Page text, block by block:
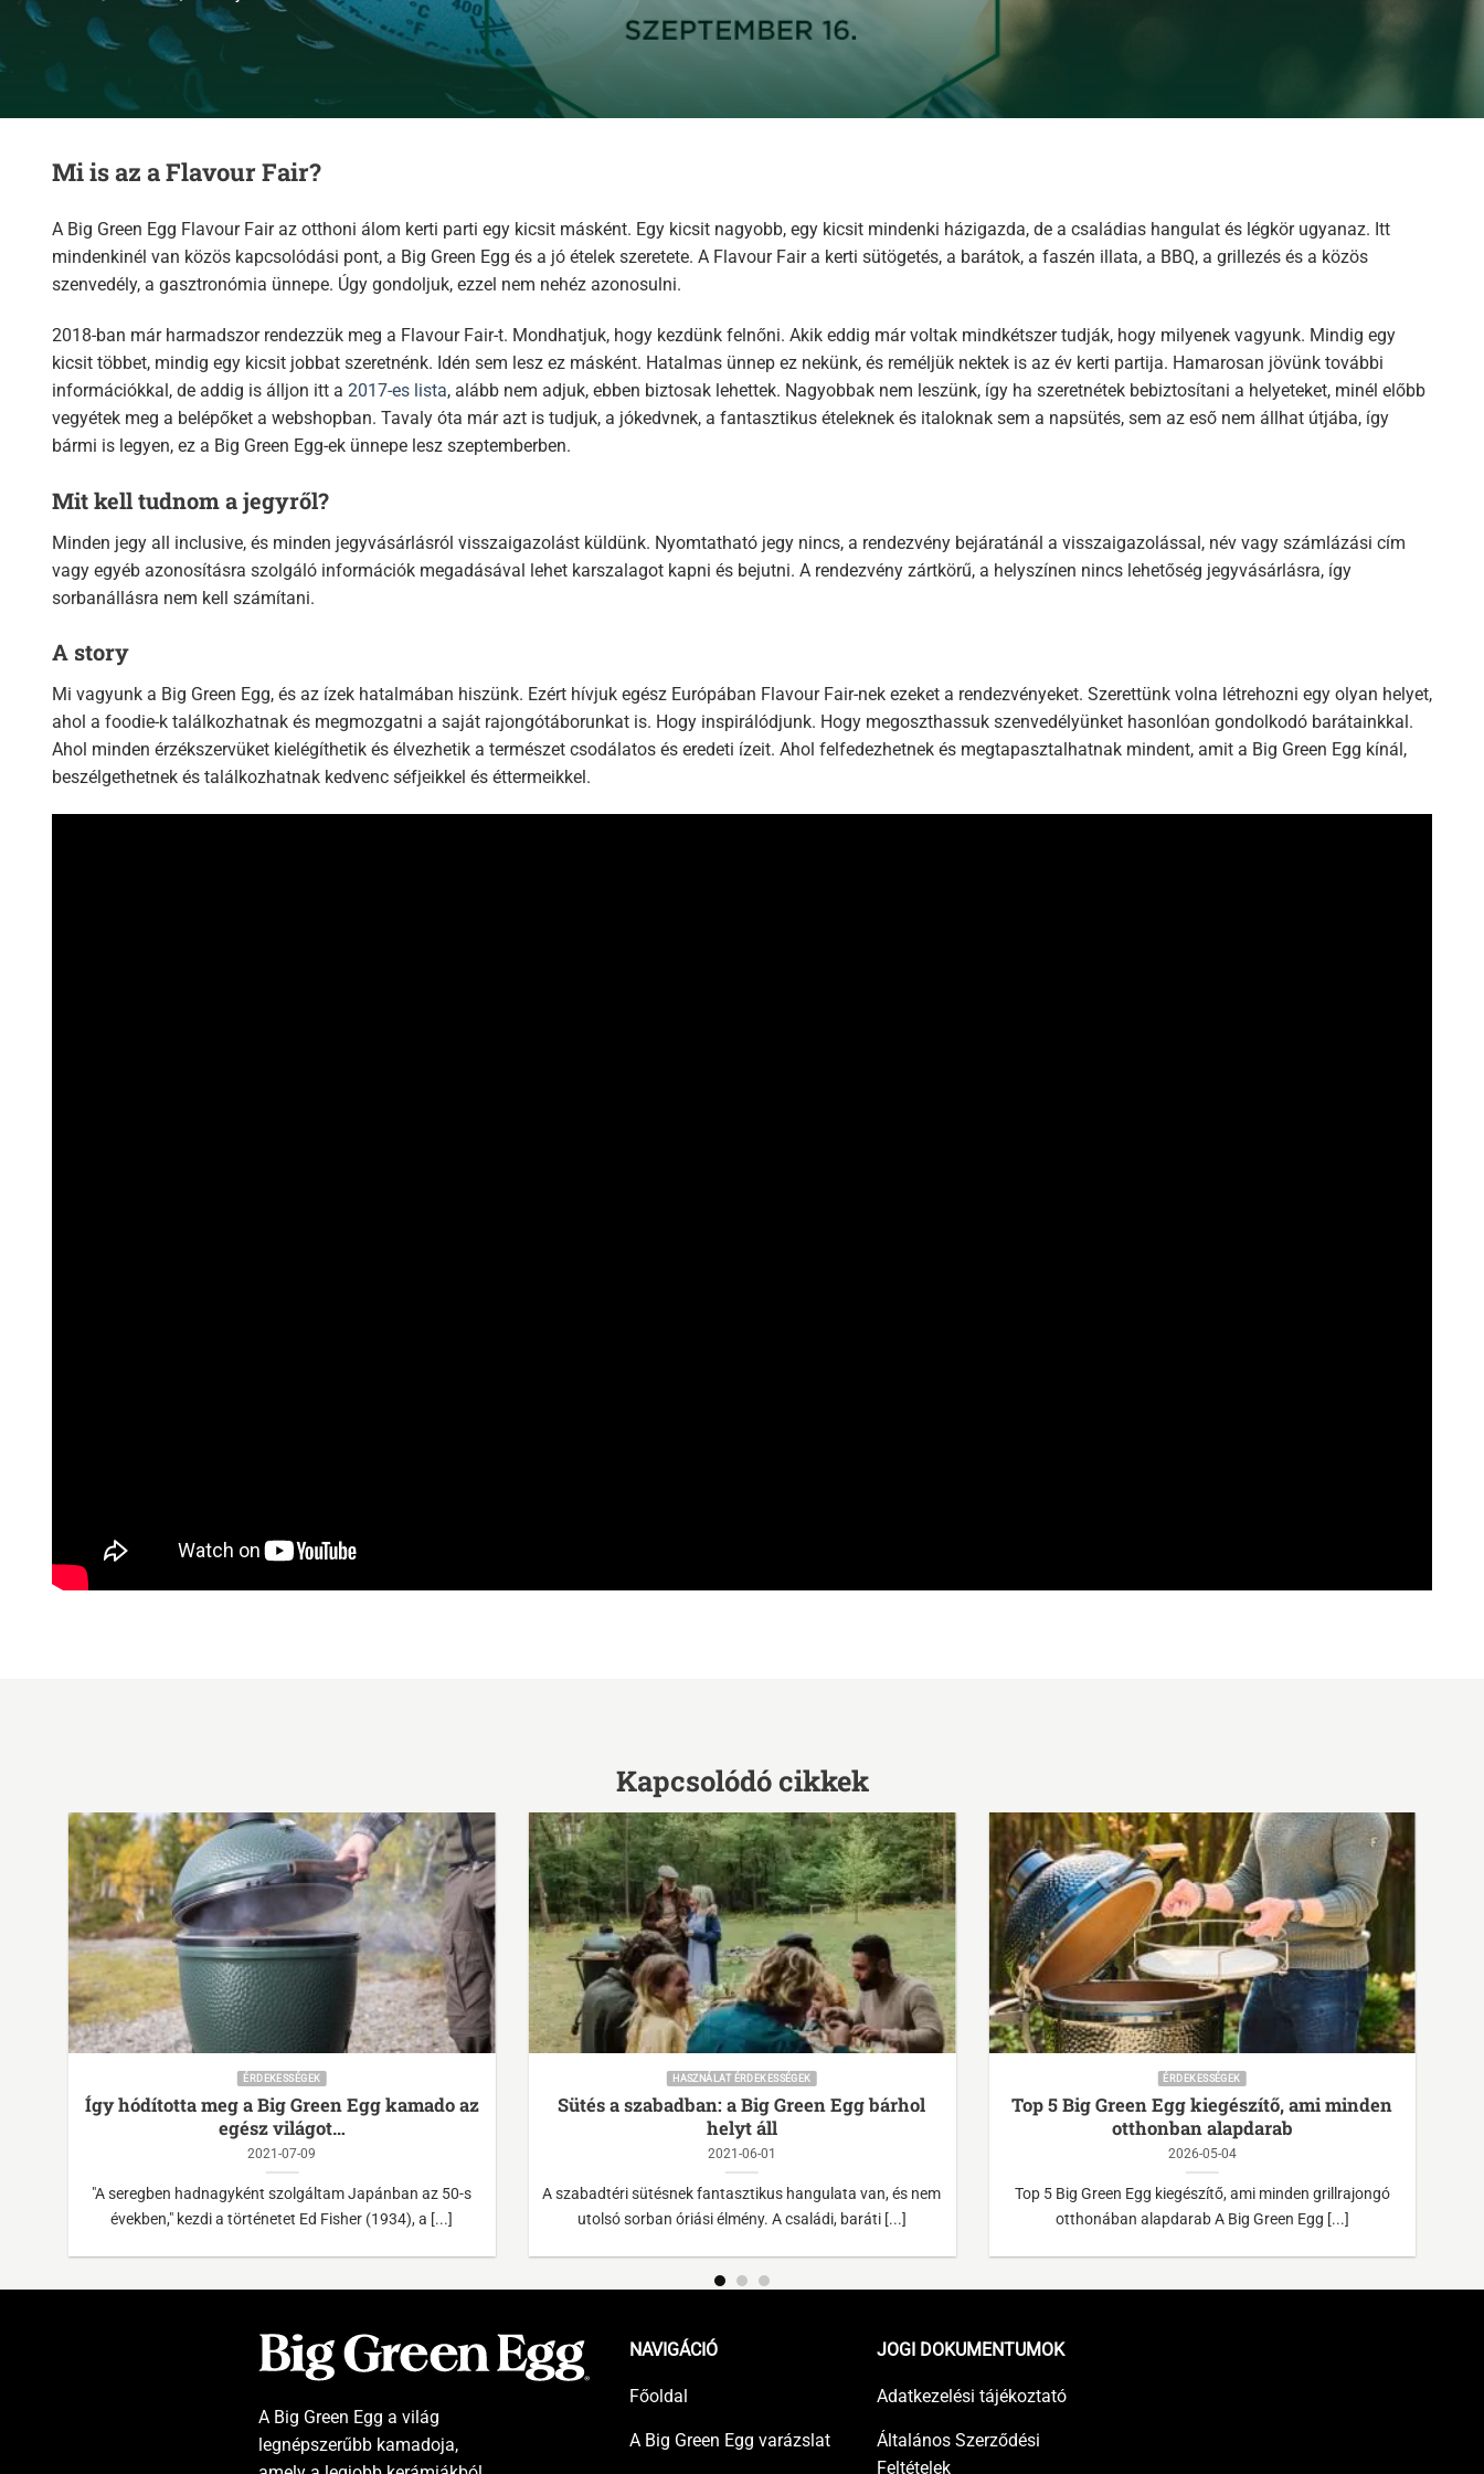
Mi is az a Flavour Fair?
A Big Green Egg Flavour Fair az otthoni álom kerti parti egy kicsit másként. Egy kicsit nagyobb, egy kicsit mindenki házigazda, de a családias hangulat és légkör ugyanaz. Itt
mindenkinél van közös kapcsolódási pont, a Big Green Egg és a jó ételek szeretete. A Flavour Fair a kerti sütögetés, a barátok, a faszén illata, a BBQ, a grillezés és a közös
szenvedély, a gasztronómia ünnepe. Úgy gondoljuk, ezzel nem nehéz azonosulni.
2018-ban már harmadszor rendezzük meg a Flavour Fair-t. Mondhatjuk, hogy kezdünk felnőni. Akik eddig már voltak mindkétszer tudják, hogy milyenek vagyunk. Mindig egy
kicsit többet, mindig egy kicsit jobbat szeretnénk. Idén sem lesz ez másként. Hatalmas ünnep ez nekünk, és reméljük nektek is az év kerti partija. Hamarosan jövünk további
információkkal, de addig is álljon itt a 2017-es lista, alább nem adjuk, ebben biztosak lehettek. Nagyobbak nem leszünk, így ha szeretnétek bebiztosítani a helyeteket, minél előbb
vegyétek meg a belépőket a webshopban. Tavaly óta már azt is tudjuk, a jókedvnek, a fantasztikus ételeknek és italoknak sem a napsütés, sem az eső nem állhat útjába, így
bármi is legyen, ez a Big Green Egg-ek ünnepe lesz szeptemberben.
Mit kell tudnom a jegyről?
Minden jegy all inclusive, és minden jegyvásárlásról visszaigazolást küldünk. Nyomtatható jegy nincs, a rendezvény bejáratánál a visszaigazolással, név vagy számlázási cím
vagy egyéb azonosításra szolgáló információk megadásával lehet karszalagot kapni és bejutni. A rendezvény zártkörű, a helyszínen nincs lehetőség jegyvásárlásra, így
sorbanállásra nem kell számítani.
A story
Mi vagyunk a Big Green Egg, és az ízek hatalmában hiszünk. Ezért hívjuk egész Európában Flavour Fair-nek ezeket a rendezvényeket. Szerettünk volna létrehozni egy olyan helyet,
ahol a foodie-k találkozhatnak és megmozgatni a saját rajongótáborunkat is. Hogy inspirálódjunk. Hogy megoszthassuk szenvedélyünket hasonlóan gondolkodó barátainkkal.
Ahol minden érzékszervüket kielégíthetik és élvezhetik a természet csodálatos és eredeti ízeit. Ahol felfedezhetnek és megtapasztalhatnak mindent, amit a Big Green Egg kínál,
beszélgethetnek és találkozhatnak kedvenc séfjeikkel és éttermeikkel.
Kapcsolódó cikkek
ÉRDEKESSÉGEK
Így hódította meg a Big Green Egg kamado az
egész világot…
2021-07-09
"A seregben hadnagyként szolgáltam Japánban az 50-s
években," kezdi a történetet Ed Fisher (1934), a [...]
HASZNÁLAT ÉRDEKESSÉGEK
Sütés a szabadban: a Big Green Egg bárhol
helyt áll
2021-06-01
A szabadtéri sütésnek fantasztikus hangulata van, és nem
utolsó sorban óriási élmény. A családi, baráti [...]
ÉRDEKESSÉGEK
Top 5 Big Green Egg kiegészítő, ami minden
otthonban alapdarab
2026-05-04
Top 5 Big Green Egg kiegészítő, ami minden grillrajongó
otthonában alapdarab A Big Green Egg [...]
A Big Green Egg a világ
legnépszerűbb kamadoja,
NAVIGÁCIÓ
Főoldal
A Big Green Egg varázslat
JOGI DOKUMENTUMOK
Adatkezelési tájékoztató
Általános Szerződési
Feltételek